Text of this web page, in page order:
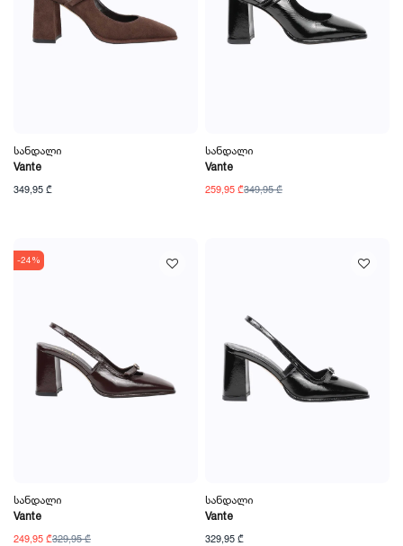
Სანდალი
Vante
349,95 ₾
Სანდალი
Vante
259,95 ₾349,95 ₾
-24%
Სანდალი
Vante
249,95 ₾329,95 ₾
Სანდალი
Vante
329,95 ₾